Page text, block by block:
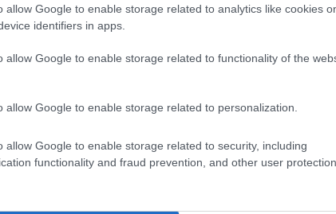
allow Google to enable storage related to analytics like cookies
identifiers in apps.
allow Google to enable storage related to functionality of the
allow Google to enable storage related to personalization.
allow Google to enable storage related to security, including
functionality and fraud prevention, and other user protection.
új tévéje
MiniLED panellel és 180 Hz-es frissítéssel érkezik.
ráérzett a nyulas rollermémre, és